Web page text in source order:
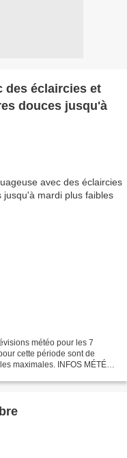
des éclaircies et
douces jusqu'à
météo pour les 7
cette période sont de
maximales. INFOS MÉTÉO